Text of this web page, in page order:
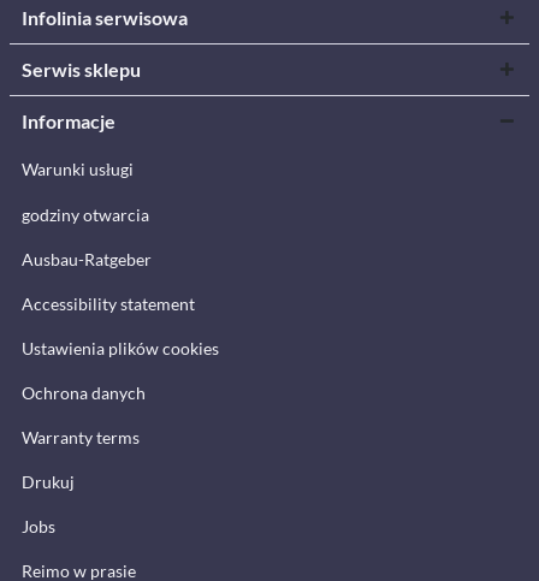
Infolinia serwisowa
Serwis sklepu
Informacje
Warunki usługi
godziny otwarcia
Ausbau-Ratgeber
Accessibility statement
Ustawienia plików cookies
Ochrona danych
Warranty terms
Drukuj
Jobs
Reimo w prasie